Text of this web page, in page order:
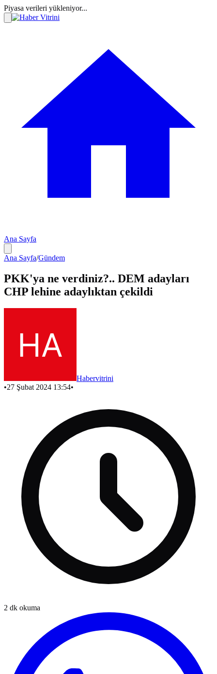
Piyasa verileri yükleniyor...
Ana Sayfa
Ana Sayfa/Gündem
PKK'ya ne verdiniz?.. DEM adayları
CHP lehine adaylıktan çekildi
Habervitrini
•27 Şubat 2024 13:54•
2 dk okuma